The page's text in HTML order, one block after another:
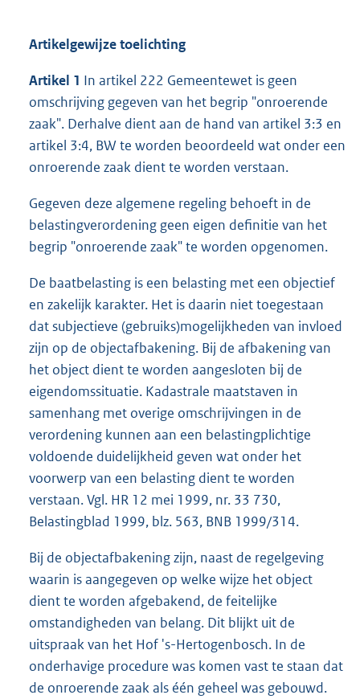
Artikelgewijze toelichting
Artikel 1 In artikel 222 Gemeentewet is geen
omschrijving gegeven van het begrip "onroerende
zaak". Derhalve dient aan de hand van artikel 3:3 en
artikel 3:4, BW te worden beoordeeld wat onder een
onroerende zaak dient te worden verstaan.
Gegeven deze algemene regeling behoeft in de
belastingverordening geen eigen definitie van het
begrip "onroerende zaak" te worden opgenomen.
De baatbelasting is een belasting met een objectief
en zakelijk karakter. Het is daarin niet toegestaan
dat subjectieve (gebruiks)mogelijkheden van invloed
zijn op de objectafbakening. Bij de afbakening van
het object dient te worden aangesloten bij de
eigendomssituatie. Kadastrale maatstaven in
samenhang met overige omschrijvingen in de
verordening kunnen aan een belastingplichtige
voldoende duidelijkheid geven wat onder het
voorwerp van een belasting dient te worden
verstaan. Vgl. HR 12 mei 1999, nr. 33 730,
Belastingblad 1999, blz. 563, BNB 1999/314.
Bij de objectafbakening zijn, naast de regelgeving
waarin is aangegeven op welke wijze het object
dient te worden afgebakend, de feitelijke
omstandigheden van belang. Dit blijkt uit de
uitspraak van het Hof 's-Hertogenbosch. In de
onderhavige procedure was komen vast te staan dat
de onroerende zaak als één geheel was gebouwd.